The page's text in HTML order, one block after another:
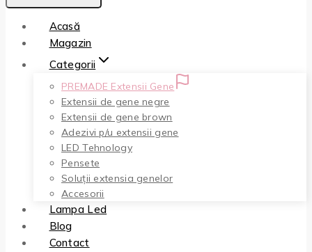
Acasă
Magazin
Categorii
PREMADE Extensii Gene
Extensii de gene negre
Extensii de gene brown
Adezivi p/u extensii gene
LED Tehnology
Pensete
Soluții extensia genelor
Accesorii
Lampa Led
Blog
Contact